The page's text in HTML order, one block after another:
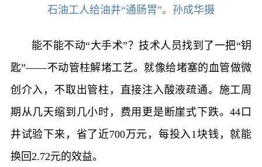
石油工人给油井“通肠胃”。孙成华摄
能不能不动“大手术”？技术人员找到了一把“钥
匙”——不动管柱解堵工艺。就像给堵塞的血管做微
创介入，不取出管柱，直接注入酸液疏通。施工周
期从几天缩到几小时，费用更是断崖式下跌。44口
井试验下来，省了近700万元，每投入1块钱，就能
换回2.72元的效益。